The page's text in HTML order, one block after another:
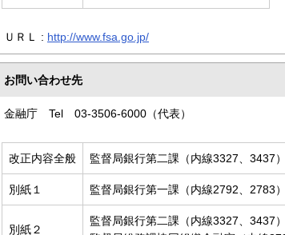
ＵＲＬ : http://www.fsa.go.jp/
お問い合わせ先
金融庁 Tel 03-3506-6000（代表）
改正内容全般 監督局銀行第二課（内線3327、3437）
別紙１ 監督局銀行第一課（内線2792、2783）
別紙２
監督局銀行第二課（内線3327、3437）